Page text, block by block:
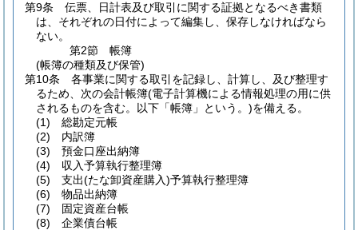
第9条
伝票、日計表及び取引に関する証拠となるべき書類
は、それぞれの日付によって編集し、保存しなければなら
ない。
第2節
帳簿
(帳簿の種類及び保管)
第10条
各事業に関する取引を記録し、計算し、及び整理す
るため、次の会計帳簿(電子計算機による情報処理の用に供
されるものを含む。以下「帳簿」という。)を備える。
(1)
総勘定元帳
(2)
内訳簿
(3)
預金口座出納簿
(4)
収入予算執行整理簿
(5)
支出(たな卸資産購入)予算執行整理簿
(6)
物品出納簿
(7)
固定資産台帳
(8)
企業債台帳